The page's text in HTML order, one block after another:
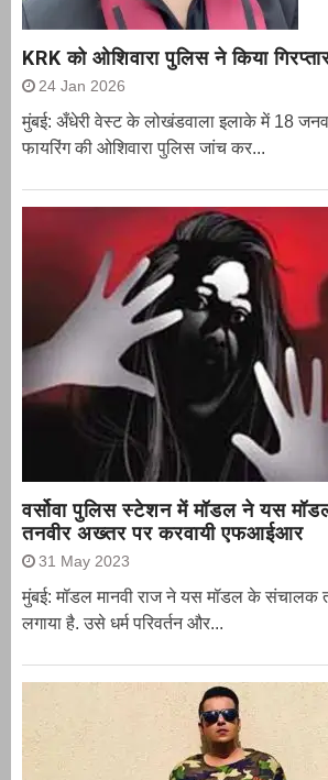
KRK को ओशिवारा पुलिस ने किया
24 Jan 2026
मुंबई: अँधेरी वेस्ट के लोखंडवाला इलाके में 18
फायरिंग की ओशिवारा पुलिस जांच कर...
वर्सोवा पुलिस स्टेशन में मॉडल ने यस
तनवीर अख्तर पर करवायी एफआईआर
31 May 2023
मुंबई: मॉडल मानवी राज ने यस मॉडल के संचालक
लगाया है. उसे धर्म परिवर्तन और...